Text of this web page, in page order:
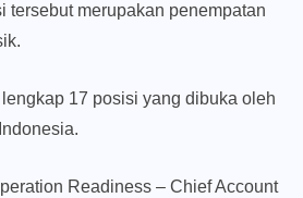
tersebut merupakan penempatan
17 posisi yang dibuka oleh
Readiness – Chief Account